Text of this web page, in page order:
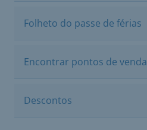
Folheto do passe de férias
Encontrar pontos de venda
Descontos